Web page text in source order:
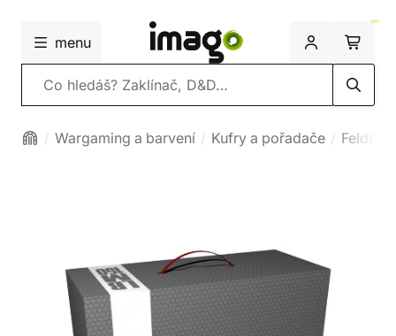
menu
Vyhledávání
Wargaming a barvení Kufry a pořadače Feldherr